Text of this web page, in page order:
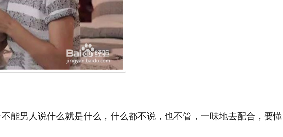
能男人说什么就是什么，什么都不说，也不管，一味地去配合，要懂